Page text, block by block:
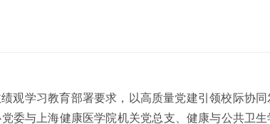
观学习教育部署要求，以高质量党建引领校际协
委与上海健康医学院机关党总支、健康与公共卫